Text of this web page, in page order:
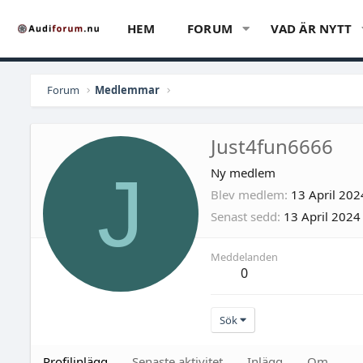
HEM FORUM VAD ÄR NYTT
Forum Medlemmar
J
Just4fun6666
Ny medlem
Blev medlem 13 April
Senast sedd 13 April 2024
Meddelanden
0
Sök